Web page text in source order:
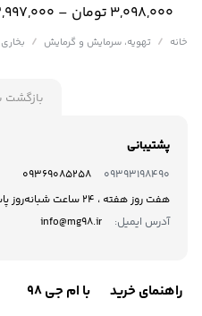
3,098,000 تومان –
خانه / تهویه، سرمایش و گرمایش /
بازگشت
پشتیبانی
09393198490
09369085258
هفت روز هفته ، 24 ساعت شبانه‌روز پاسخگوی شما هستیم.
آدرس ایمیل:
info@mg98.ir
راهنمای خرید با ام جی 98